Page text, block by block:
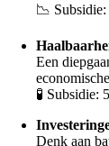
📉
Een
🧪
Denk aan